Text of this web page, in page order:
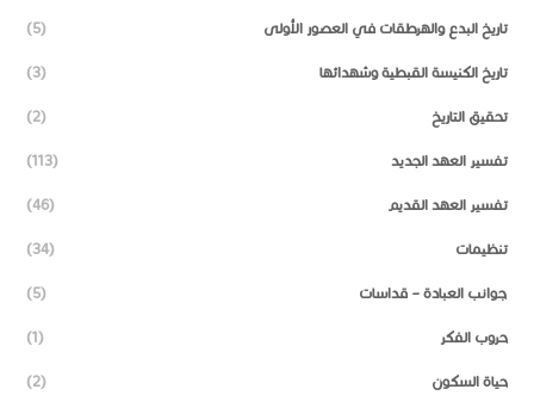
تاريخ البدع والهرطقات في العصور الأولى (5)
تاريخ الكنيسة القبطية وشهدائها (3)
تحقيق التاريخ (2)
تفسير العهد الجديد (113)
تفسير العهد القديم (46)
تنظيمات (34)
جوانب العبادة – قداسات (5)
حروب الفكر (1)
حياة السكون (2)